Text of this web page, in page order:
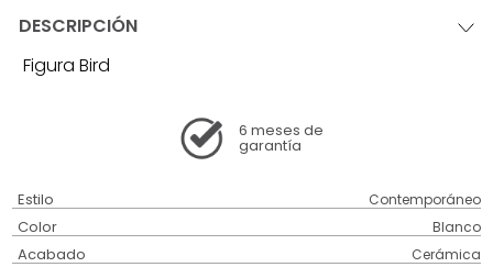
DESCRIPCIÓN
Figura Bird
6 meses de
garantía
Estilo Contemporáneo
Color Blanco
Acabado Cerámica